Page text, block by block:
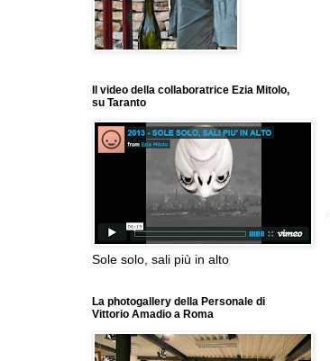
Il video della collaboratrice Ezia Mitolo,
su Taranto
Sole solo, sali più in alto
La photogallery della Personale di
Vittorio Amadio a Roma